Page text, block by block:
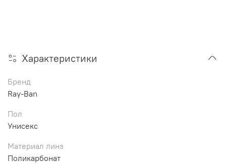
Характеристики
Бренд
Ray-Ban
Пол
Унисекс
Материал линз
Поликарбонат